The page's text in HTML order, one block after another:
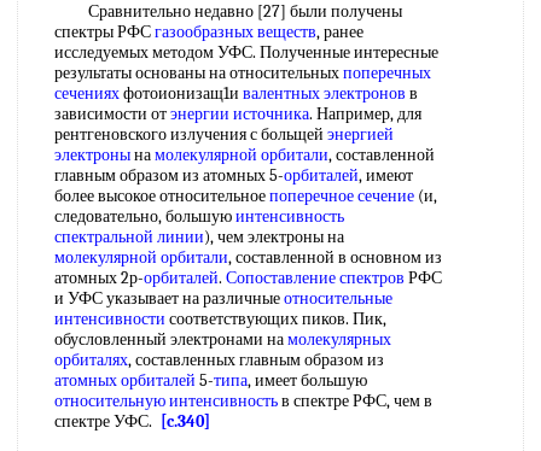
Сравнительно недавно [27] были получены
спектры РФСгазообразных веществ, ранее
исследуемых методом УФС. Полученные интересные
результаты основаны на относительныхпоперечных
сеченияхфотоионизащ1и валентных электронов в
зависимости отэнергии источника. Например, для
рентгеновского излучения с больщей энергией
электронынамолекулярной орбитали, составленной
главным образом из атомных 5-орбиталей, имеют
более высокое относительноепоперечное сечение (и,
следовательно, большуюинтенсивность
спектральной линии), чем электроны на
молекулярной орбитали, составленной в основном из
атомных 2р-орбиталей. Сопоставление спектров РФС
и УФС указывает на различныеотносительные
интенсивности соответствующих пиков. Пик,
обусловленный электронами намолекулярных
орбиталях, составленных главным образом из
атомных орбиталей 5-типа, имеет большую
относительную интенсивностьв спектре РФС, чем в
спектре УФС.
[c.340]